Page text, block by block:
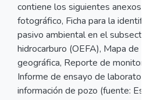
contiene los siguientes anexos:
fotográfico, Ficha para la
pasivo ambiental en el subsector
hidrocarburo (OEFA), Mapa de
geográfica, Reporte de
Informe de ensayo de
información de pozo (fuente: